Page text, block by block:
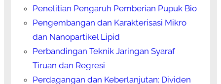
Penelitian Pengaruh Pemberian Pupuk Bio
Pengembangan dan Karakterisasi Mikro
dan Nanopartikel Lipid
Perbandingan Teknik Jaringan Syaraf
Tiruan dan Regresi
Perdagangan dan Keberlanjutan: Dividen